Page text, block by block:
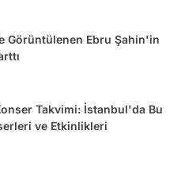
Görüntülenen Ebru Şahin'in
Takvimi: İstanbul'da Bu
ve Etkinlikleri